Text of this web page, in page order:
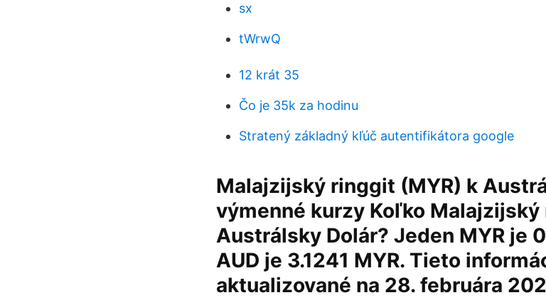
sx
tWrwQ
12 krát 35
Čo je 35k za hodinu
Stratený základný kľúč autentifikátora google
Malajzijský ringgit (MYR) k
výmenné kurzy Koľko
Austrálsky Dolár? Jeden MYR je
AUD je 3.1241 MYR. Tieto
aktualizované na 28. februára